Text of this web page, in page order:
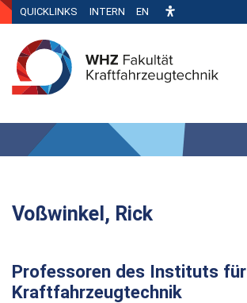
QUICKLINKS INTERN EN
Voßwinkel, Rick
Professoren des Instituts für
Kraftfahrzeugtechnik